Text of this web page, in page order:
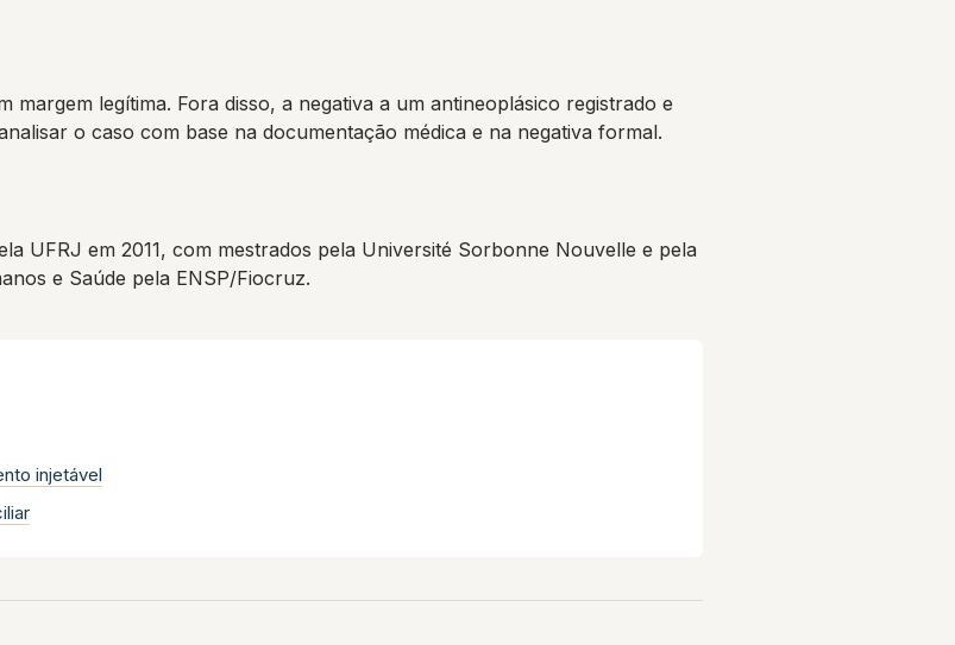
legítima. Fora disso, a negativa a um antineoplásico registrado e
o caso com base na documentação médica e na negativa formal.
UFRJ em 2011, com mestrados pela Université Sorbonne Nouvelle e pela
e Saúde pela ENSP/Fiocruz.
injetável